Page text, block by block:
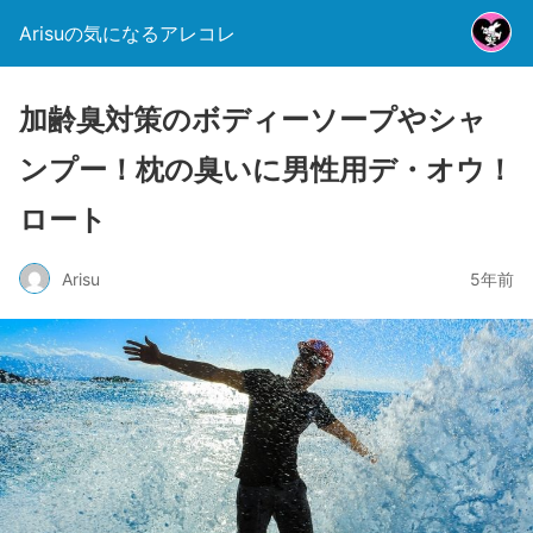
Arisuの気になるアレコレ
加齢臭対策のボディーソープやシャ
ンプー！枕の臭いに男性用デ・オウ！
ロート
Arisu 5年前